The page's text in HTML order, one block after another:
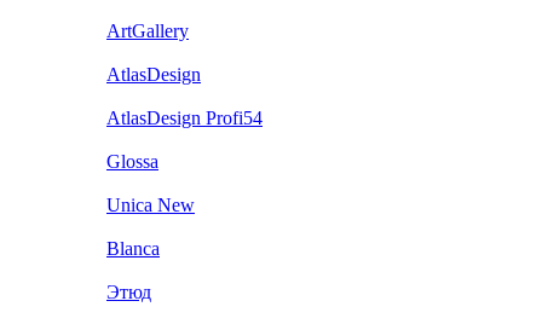
ArtGallery
AtlasDesign
AtlasDesign Profi54
Glossa
Unica New
Blanca
Этюд